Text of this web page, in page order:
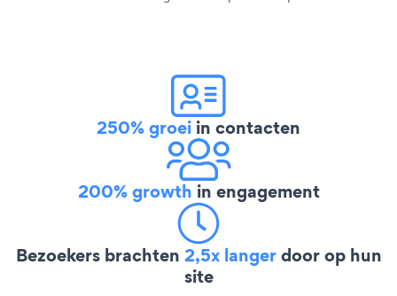
250% groei in contacten
200% growth in engagement
Bezoekers brachten 2,5x langerdoor op hun
site